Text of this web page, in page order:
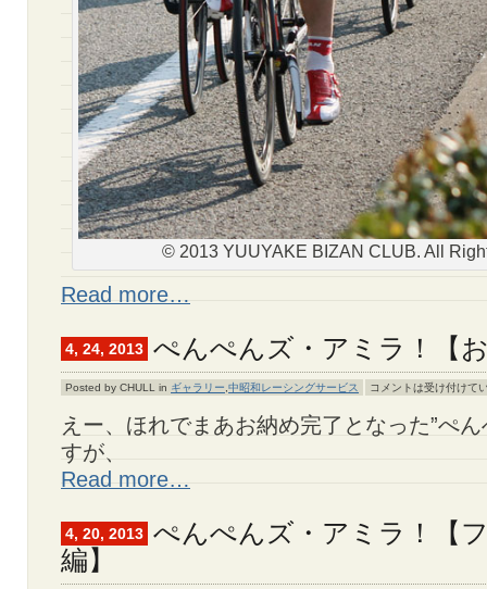
© 2013 YUUYAKE BIZAN CLUB. All
Read more…
4, 24, 2013 ぺんぺんズ・アミラ！【
Posted by CHULL in ギャラリー,中昭和レーシングサービス コメントは受け付けて
えー、ほれでまあお納め完了となった”ぺ
すが、
Read more…
4, 20, 2013 ぺんぺんズ・アミラ！【
編】